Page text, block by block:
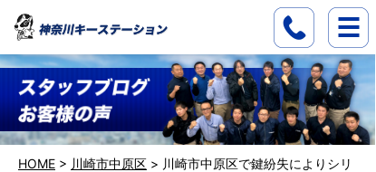
HOME > 川崎市中原区 > 川崎市中原区で鍵紛失によりシリ